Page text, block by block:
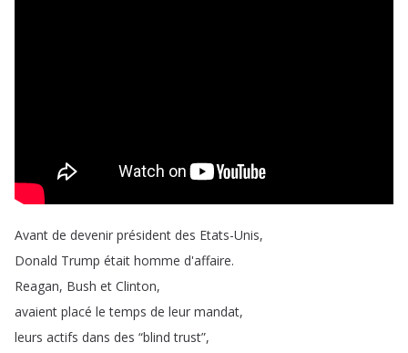
Avant de devenir président des Etats-Unis,
Donald Trump était homme d'affaire.
Reagan, Bush et Clinton,
avaient placé le temps de leur mandat,
leurs actifs dans des “blind trust”,